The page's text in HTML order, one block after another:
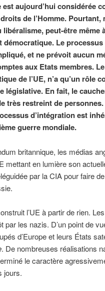
est aujourd’hui considérée
de l’Homme.
peut-être même
Le
et ne prévoit aucun
aux Etats membres.
de l’UE, n’a qu’un rôle
législative. En fait, le
très restreint de
d’intégration est
guerre mondiale.
britannique, les médias
mettant en lumière son
par la CIA pour faire
l’UE à partir de rien.
par les nazis. D’un point de
d’Europe et leurs États
. De nombreuses réalisations
le caractère
jours.